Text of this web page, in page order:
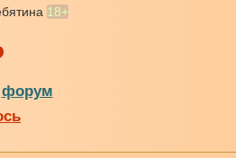
18+
форум